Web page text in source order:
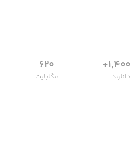
1,400+
دانلود
620
مگابایت